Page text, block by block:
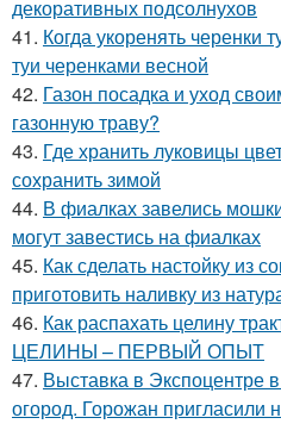
декоративных подсолнухов
41. Когда укоренять черенки
туи черенками весной
42. Газон посадка и уход
газонную траву?
43. Где хранить луковицы
сохранить зимой
44. В фиалках завелись
могут завестись на фиалках
45. Как сделать настойку из
приготовить наливку из
46. Как распахать целину
ЦЕЛИНЫ – ПЕРВЫЙ ОПЫТ
47. Выставка в Экспоцентре
огород. Горожан пригласили